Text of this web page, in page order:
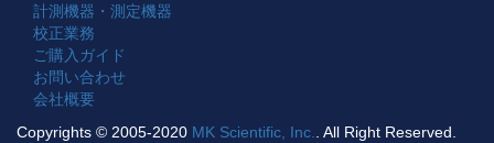
計測機器・測定機器
校正業務
ご購入ガイド
お問い合わせ
会社概要
Copyrights © 2005-2020 MK Scientific, Inc. . All Right Reserved.